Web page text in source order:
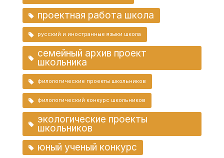
проектная работа школа
русский и иностранные языки школа
семейный архив проект
школьника
филологические проекты школьников
филологический конкурс школьников
экологические проекты
школьников
юный ученый конкурс